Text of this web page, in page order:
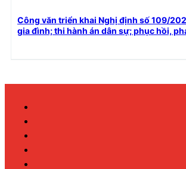
Công văn triển khai Nghị định số 109/
gia đình; thi hành án dân sự; phục hồi,